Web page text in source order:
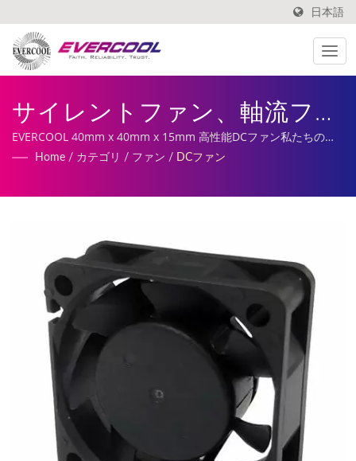
日本語
サイレントファン、軸流ファ
ン、リチウムバッテリー充電
却器メーカー | EVERCOOL
EVERCOOL 40mm x 40mm x 15mm 高性能DCファン私たちのサ
ービスには、カスタマイズされたDCファン、ヒートシンクの製造
Home / カテゴリ / ファン / DCファン